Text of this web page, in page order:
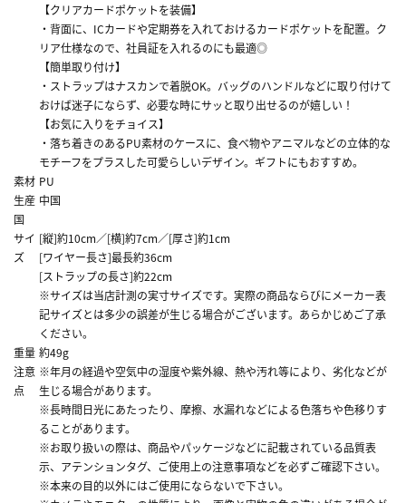
【クリアカードポケットを装備】
・背面に、ICカードや定期券を入れておけるカードポケットを配置。ク
リア仕様なので、社員証を入れるのにも最適◎
【簡単取り付け】
・ストラップはナスカンで着脱OK。バッグのハンドルなどに取り付けて
おけば迷子にならず、必要な時にサッと取り出せるのが嬉しい！
【お気に入りをチョイス】
・落ち着きのあるPU素材のケースに、食べ物やアニマルなどの立体的な
モチーフをプラスした可愛らしいデザイン。ギフトにもおすすめ。
素材 PU
生産
国
中国
サイ
ズ
[縦]約10cm／[横]約7cm／[厚さ]約1cm
[ワイヤー長さ]最長約36cm
[ストラップの長さ]約22cm
※サイズは当店計測の実寸サイズです。実際の商品ならびにメーカー表
記サイズとは多少の誤差が生じる場合がございます。あらかじめご了承
ください。
重量 約49g
注意
点
※年月の経過や空気中の湿度や紫外線、熱や汚れ等により、劣化などが
生じる場合があります。
※長時間日光にあたったり、摩擦、水漏れなどによる色落ちや色移りす
ることがあります。
※お取り扱いの際は、商品やパッケージなどに記載されている品質表
示、アテンションタグ、ご使用上の注意事項などを必ずご確認下さい。
※本来の目的以外にはご使用にならないで下さい。